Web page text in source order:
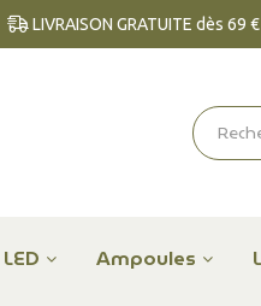
LIVRAISON GRATUITE dès 69 € |
Ampoules